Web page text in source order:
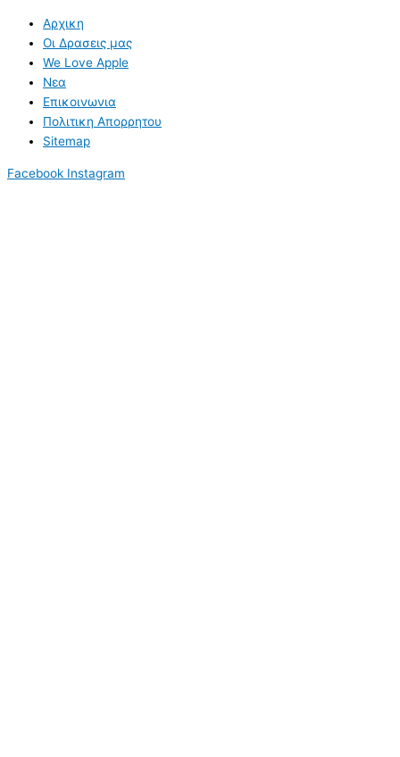
Αρχικη
Οι Δρασεις μας
We Love Apple
Νεα
Επικοινωνια
Πολιτικη Απορρητου
Sitemap
Facebook Instagram